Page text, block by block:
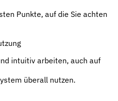
Punkte, auf die Sie achten
intuitiv arbeiten, auch auf
überall nutzen.